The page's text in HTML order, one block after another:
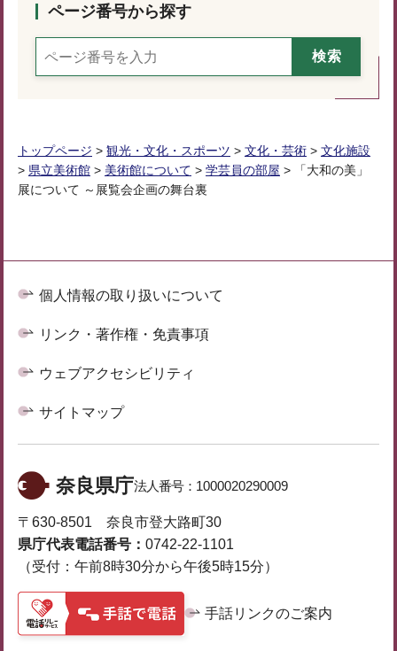
ページ番号から探す
トップページ > 観光・文化・スポーツ > 文化・芸術 > 文化施設
> 県立美術館 > 美術館について > 学芸員の部屋 > 「大和の美」
展について ～展覧会企画の舞台裏
個人情報の取り扱いについて
リンク・著作権・免責事項
ウェブアクセシビリティ
サイトマップ
奈良県庁法人番号： 1000020290009
〒630-8501 奈良市登大路町30
県庁代表電話番号： 0742-22-1101
（受付：午前8時30分から午後5時15分）
手話リンクのご案内